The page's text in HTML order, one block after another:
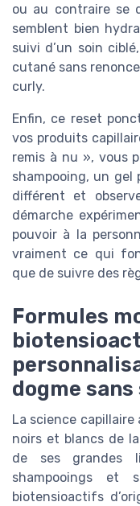
ou au contraire se
semblent bien
suivi d’un soin
cutané sans
curly.
Enfin, ce reset
vos produits
remis à nu », vous
shampooing, un gel
différent et
démarche
pouvoir à la
vraiment ce qui
que de suivre des
Formules
dogme
La science
noirs et blancs de
de ses grandes
shampooings et
biotensioactifs